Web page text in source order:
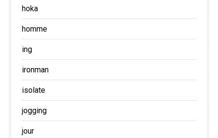
hoka
homme
ing
ironman
isolate
jogging
jour